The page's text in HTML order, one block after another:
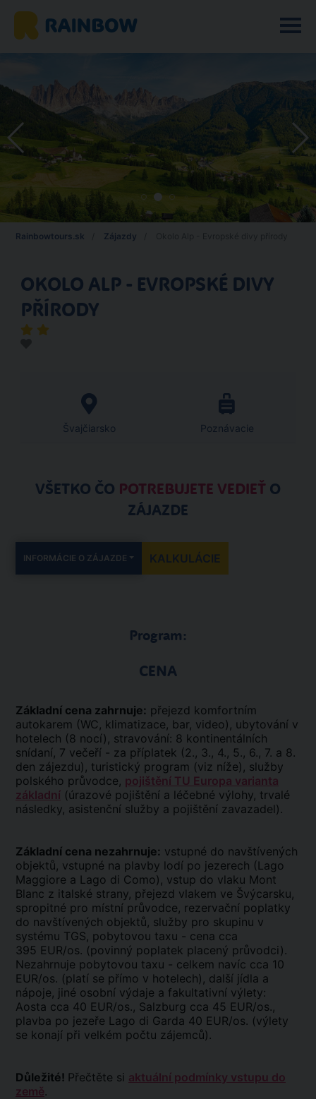
Rainbowtours.sk Zájazdy
OKOLO ALP - EVROPSKÉ DIVY
PŘÍRODY
Švajčiarsko Poznávacie
VŠETKO ČO POTREBUJETE VEDIEŤ O
ZÁJAZDE
INFORMÁCIE O ZÁJAZDE KALKULÁCIE
Program:
CENA
Základní cena zahrnuje: přejezd komfortním
autokarem (WC, klimatizace, bar, video), ubytování v
hotelech (8 nocí), stravování: 8 kontinentálních
snídaní, 7 večeří - za příplatek (2., 3., 4., 5., 6., 7. a 8.
den zájezdu), turistický program (viz níže), služby
polského průvodce, pojištění TU Europa varianta
základní (úrazové pojištění a léčebné výlohy, trvalé
následky, asistenční služby a pojištění zavazadel).
Základní cena nezahrnuje: vstupné do navštívených
objektů, vstupné na plavby lodí po jezerech (Lago
Maggiore a Lago di Como), vstup do vlaku Mont
Blanc z italské strany, přejezd vlakem ve Švýcarsku,
spropitné pro místní průvodce, rezervační poplatky
do navštívených objektů, služby pro skupinu v
systému TGS, pobytovou taxu - cena cca
395 EUR/os. (povinný poplatek placený průvodci).
Nezahrnuje pobytovou taxu - celkem navíc cca 10
EUR/os. (platí se přímo v hotelech), další jídla a
nápoje, jiné osobní výdaje a fakultativní výlety:
Aosta cca 40 EUR/os., Salzburg cca 45 EUR/os.,
plavba po jezeře Lago di Garda 40 EUR/os. (výlety
se konají při velkém počtu zájemců).
Důležité! Přečtěte si aktuální podmínky vstupu do
země.